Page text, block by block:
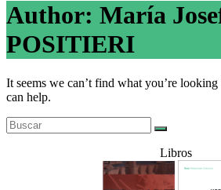
Author: María
POSITIERI
It seems we can’t find what you’re
can help.
Libros